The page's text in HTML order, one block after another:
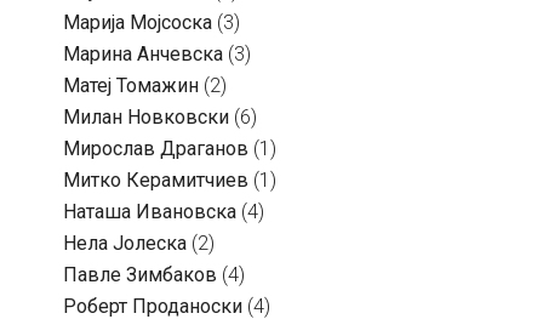
Марија Мојсоска (3)
Марина Анчевска (3)
Матеј Томажин (2)
Милан Новковски (6)
Мирослав Драганов (1)
Митко Керамитчиев (1)
Наташа Ивановска (4)
Нела Јолеска (2)
Павле Зимбаков (4)
Роберт Проданоски (4)